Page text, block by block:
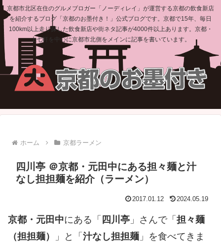
京都市北区在住のグルメブロガー「ノーディレイ」が運営する京都の飲食新店
を紹介するブログ「京都のお墨付き！」公式ブログです。京都で15年、毎日
100km以上走り探した飲食新店や街ネタ記事が4000件以上あります。京都・
上七軒を中心に京都市北側をメインに記事を書いています。
ホーム 京都ラーメン
四川亭 ＠京都・元田中にある担々麺と汁
なし担担麺を紹介（ラーメン）
2017.01.12 2024.05.19
京都・元田中にある「 四川亭 」さんで「 担々麺
（担担麺）
」と「 汁なし担担麺 」を食べてきま